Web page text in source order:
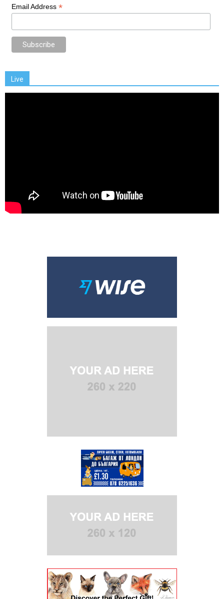
Email Address *
Live